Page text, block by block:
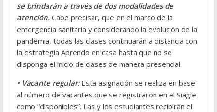
se brindarán a través de dos modalidades de
atención.Cabe precisar, que en el marco de la
emergencia sanitaria y considerando la evolución de la
pandemia, todas las clases continuarán a distancia con
la estrategia Aprendo en casa hasta que no se
disponga el inicio de clases de manera presencial.
• Vacante regular: Esta asignación se realiza en base
al número de vacantes que se registraron en el Siagie
como “disponibles”. Las y los estudiantes recibirán el